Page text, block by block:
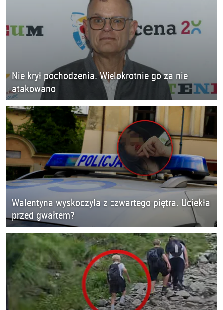
Nie krył pochodzenia. Wielokrotnie go za nie
atakowano
Walentyna wyskoczyła z czwartego piętra. Uciekła
przed gwałtem?